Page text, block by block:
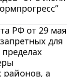
РФ от 29 мая
для
районов, а